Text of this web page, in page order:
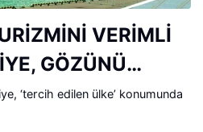
VERİMLİ
GÖZÜNÜ
‘tercih edilen ülke’ konumunda